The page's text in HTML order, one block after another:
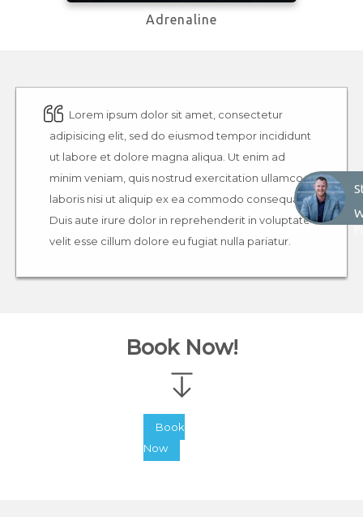
Adrenaline
Lorem ipsum dolor sit amet, consectetur
adipisicing elit, sed do eiusmod tempor incididunt
ut labore et dolore magna aliqua. Ut enim ad
minim veniam, quis nostrud exercitation ullamco
laboris nisi ut aliquip ex ea commodo consequat.
Duis aute irure dolor in reprehenderit in voluptate
velit esse cillum dolore eu fugiat nulla pariatur.
Book Now!
Book
Now